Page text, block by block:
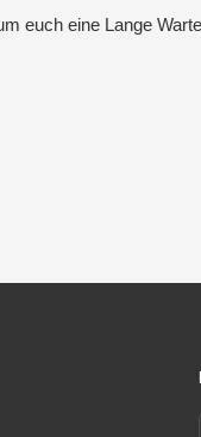
euch eine Lange